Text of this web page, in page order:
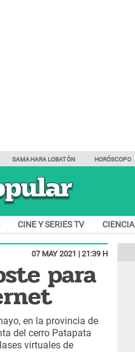
SAMAHARA LOBATÓN HORÓSCOPO
CINE Y SERIES TV CIENCIA
07 MAY 2021 | 21:39 H
para
en la provincia de
del cerro Patapata
virtuales de